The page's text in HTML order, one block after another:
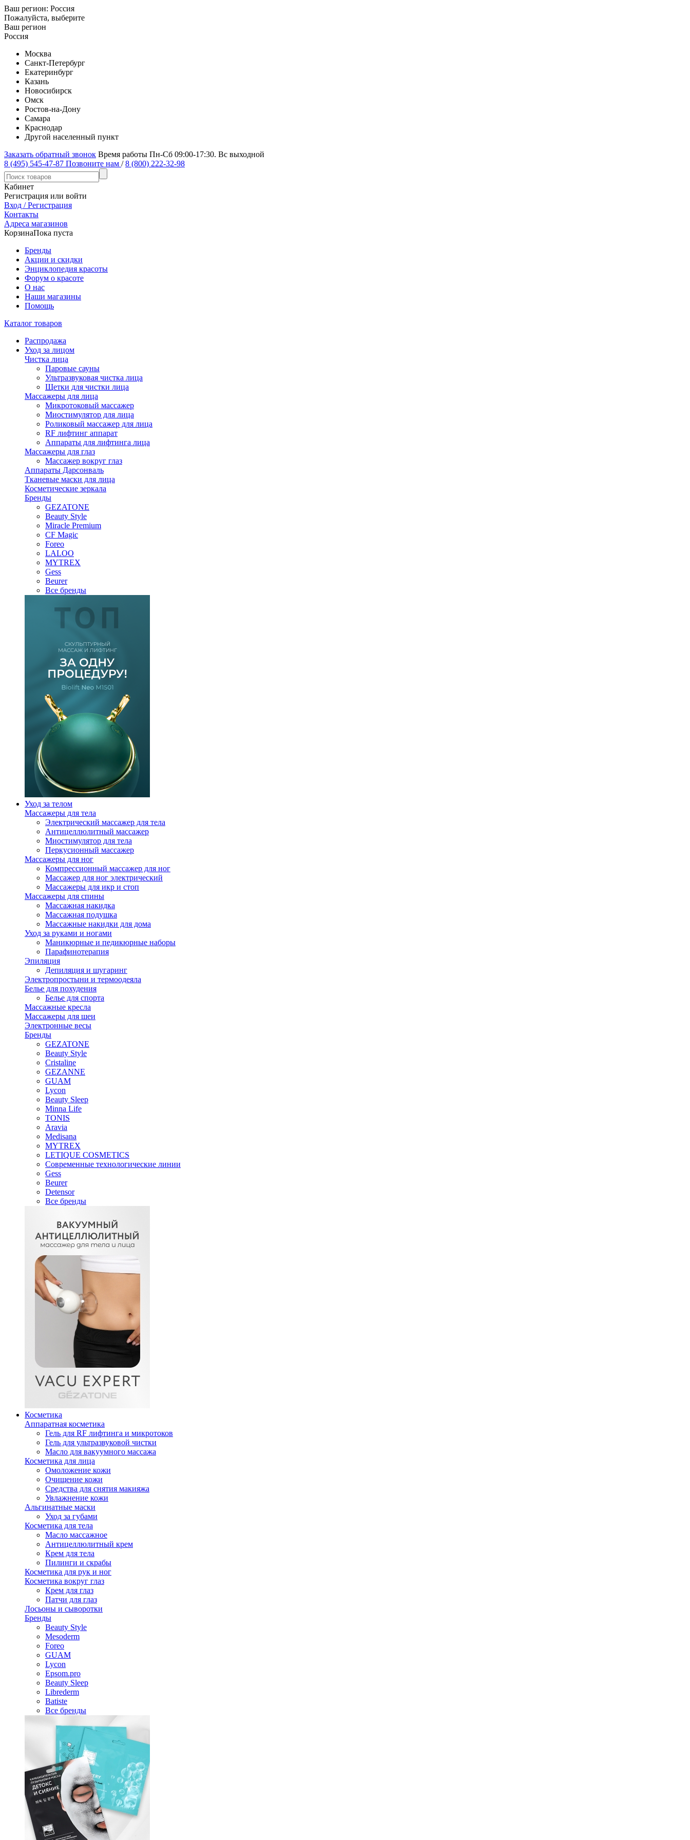
Ваш регион: Россия
Пожалуйста, выберите
Ваш регион
Россия
Москва
Санкт-Петербург
Екатеринбург
Казань
Новосибирск
Омск
Ростов-на-Дону
Самара
Краснодар
Другой населенный пункт
Заказать обратный звонок Время работы Пн-Сб 09:00-17:30. Вс выходной
8 (495) 545-47-87 Позвоните нам / 8 (800) 222-32-98
Кабинет
Регистрация или войти
Вход / Регистрация
Контакты
Адреса магазинов
КорзинаПока пуста
Бренды
Акции и скидки
Энциклопедия красоты
Форум о красоте
О нас
Наши магазины
Помощь
Каталог товаров
Распродажа
Уход за лицом
Чистка лица
Паровые сауны
Ультразвуковая чистка лица
Щетки для чистки лица
Массажеры для лица
Микротоковый массажер
Миостимулятор для лица
Роликовый массажер для лица
RF лифтинг аппарат
Аппараты для лифтинга лица
Массажеры для глаз
Массажер вокруг глаз
Аппараты Дарсонваль
Тканевые маски для лица
Косметические зеркала
Бренды
GEZATONE
Beauty Style
Miracle Premium
CF Magic
Foreo
LALOO
MYTREX
Gess
Beurer
Все бренды
Уход за телом
Массажеры для тела
Электрический массажер для тела
Антицеллюлитный массажер
Миостимулятор для тела
Перкусионный массажер
Массажеры для ног
Компрессионный массажер для ног
Массажер для ног электрический
Массажеры для икр и стоп
Массажеры для спины
Массажная накидка
Массажная подушка
Массажные накидки для дома
Уход за руками и ногами
Маникюрные и педикюрные наборы
Парафинотерапия
Эпиляция
Депиляция и шугаринг
Электропростыни и термоодеяла
Белье для похудения
Белье для спорта
Массажные кресла
Массажеры для шеи
Электронные весы
Бренды
GEZATONE
Beauty Style
Cristaline
GEZANNE
GUAM
Lycon
Beauty Sleep
Minna Life
TONIS
Aravia
Medisana
MYTREX
LETIQUE COSMETICS
Современные технологические линии
Gess
Beurer
Detensor
Все бренды
Косметика
Аппаратная косметика
Гель для RF лифтинга и микротоков
Гель для ультразвуковой чистки
Масло для вакуумного массажа
Косметика для лица
Омоложение кожи
Очищение кожи
Средства для снятия макияжа
Увлажнение кожи
Альгинатные маски
Уход за губами
Косметика для тела
Масло массажное
Антицеллюлитный крем
Крем для тела
Пилинги и скрабы
Косметика для рук и ног
Косметика вокруг глаз
Крем для глаз
Патчи для глаз
Лосьоны и сыворотки
Бренды
Beauty Style
Mesoderm
Foreo
GUAM
Lycon
Epsom.pro
Beauty Sleep
Librederm
Batiste
Все бренды